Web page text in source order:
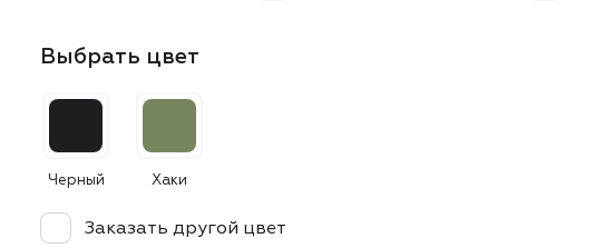
Выбрать цвет
Черный Хаки
Заказать другой цвет